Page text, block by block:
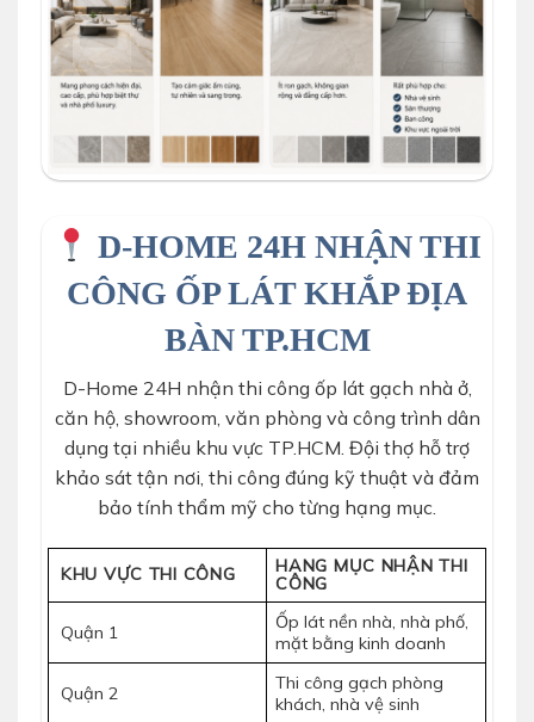
D-HOME 24H NHẬN THI
CÔNG ỐP LÁT KHẮP ĐỊA
BÀN TP.HCM
D-Home 24H nhận thi công ốp lát gạch nhà ở,
căn hộ, showroom, văn phòng và công trình dân
dụng tại nhiều khu vực TP.HCM. Đội thợ hỗ trợ
khảo sát tận nơi, thi công đúng kỹ thuật và đảm
bảo tính thẩm mỹ cho từng hạng mục.
KHU VỰC THI CÔNG
HẠNG MỤC NHẬN THI
CÔNG
Quận 1
Ốp lát nền nhà, nhà phố,
mặt bằng kinh doanh
Quận 2
Thi công gạch phòng
khách, nhà vệ sinh